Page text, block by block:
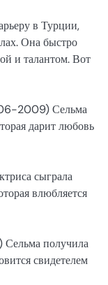
в Турции,
Она быстро
и талантом. Вот
2009) Сельма
дарит любовь
сыграла
влюбляется
Сельма получила
свидетелем